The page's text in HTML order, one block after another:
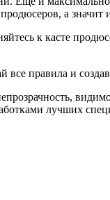
а
к касте
правила и
лучших